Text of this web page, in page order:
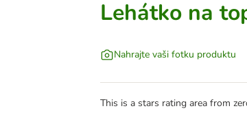
Lehátko na
Nahrajte vaši fotku produktu
This is a stars rating area from